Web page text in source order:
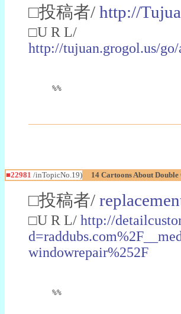
□投稿者/ http://
□U R L/
http://tujuan.grogol.us/
%%
■22981 /inTopicNo.19) 14 Cartoons About
□投稿者/
□U R L/ http://
windowrepair%252F
%%